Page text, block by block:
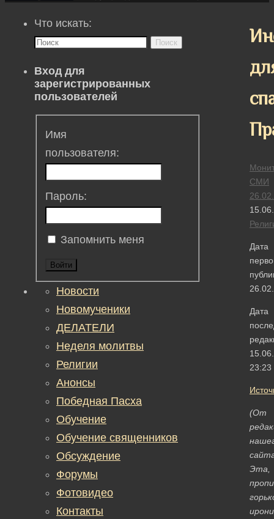
СМИ
Дата
Дата
23:23
(От
Эта,
Что искать:
Поиск
Вход для
зарегистрированных
пользователей
Имя
пользователя:
Пароль:
Запомнить меня
Войти
Новости
Новомученики
ДЕЛАТЕЛИ
Неделя молитвы
Религии
Анонсы
Победная Пасха
Обучение
Обучение священников
Обсуждение
Форумы
Фотовидео
Контакты